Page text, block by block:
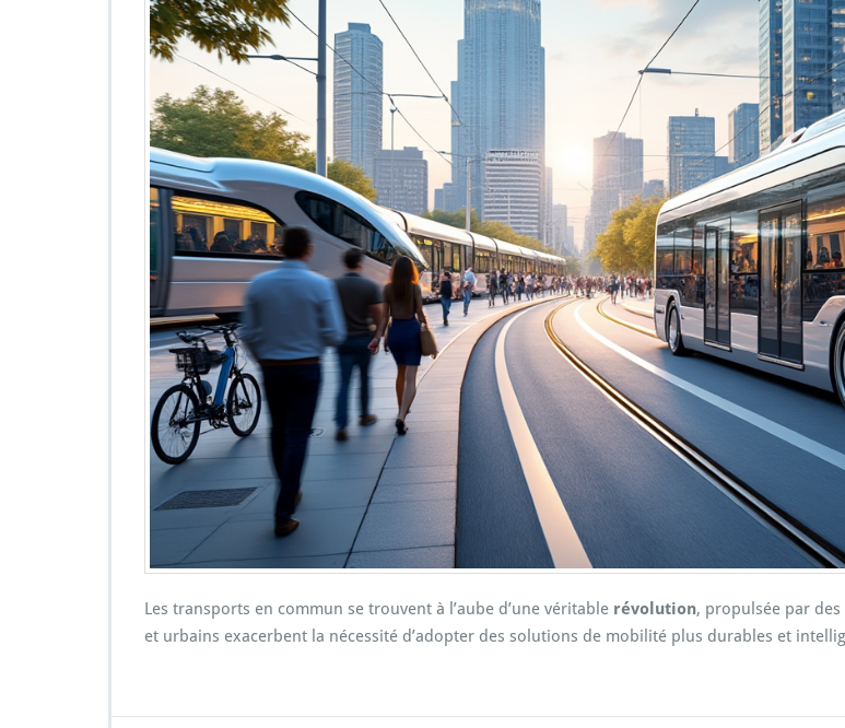
Les transports en commun se trouvent à l’aube d’une véritable révolution, propulsée par
et urbains exacerbent la nécessité d’adopter des solutions de mobilité plus durables et